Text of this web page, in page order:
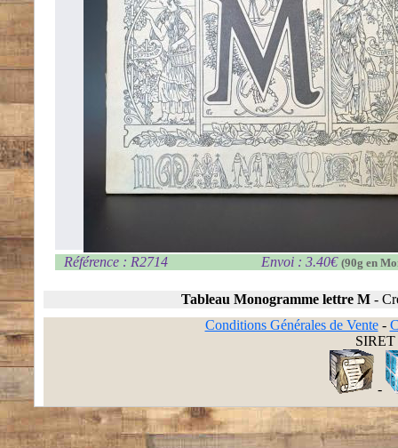
Référence : R2714 Envoi : 3.40€ (90g en
Tableau Monogramme lettre M -
Conditions Générales de Vente-
SIRET
-